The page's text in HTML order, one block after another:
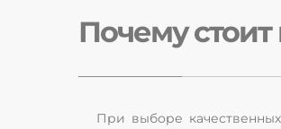
Почему
При выборе качественных